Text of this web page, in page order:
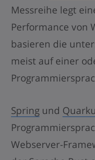
Messreihe legt
Performance von
basieren die
meist auf einer
Spring und
Webserver-